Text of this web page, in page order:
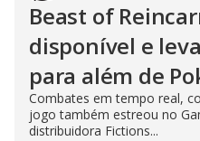
Beast of
disponível e
para além de
Combates em tempo real,
jogo também estreou no
distribuidora Fictions...